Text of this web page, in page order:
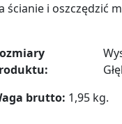
ścianie i oszczędzić
brutto: 1,95 kg.